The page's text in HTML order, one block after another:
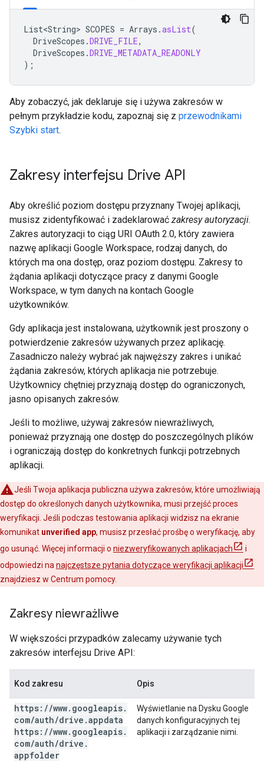
List<String> SCOPES = Arrays .asList(
DriveScopes .DRIVE_FILE,
DriveScopes .DRIVE_METADATA_READONLY
);
Aby zobaczyć, jak deklaruje się i używa zakresów w
pełnym przykładzie kodu, zapoznaj się z przewodnikami
Szybki start.
Zakresy interfejsu Drive API
Aby określić poziom dostępu przyznany Twojej aplikacji,
musisz zidentyfikować i zadeklarować zakresy autoryzacji.
Zakres autoryzacji to ciąg URI OAuth 2.0, który zawiera
nazwę aplikacji Google Workspace, rodzaj danych, do
których ma ona dostęp, oraz poziom dostępu. Zakresy to
żądania aplikacji dotyczące pracy z danymi Google
Workspace, w tym danych na kontach Google
użytkowników.
Gdy aplikacja jest instalowana, użytkownik jest proszony o
potwierdzenie zakresów używanych przez aplikację.
Zasadniczo należy wybrać jak najwęższy zakres i unikać
żądania zakresów, których aplikacja nie potrzebuje.
Użytkownicy chętniej przyznają dostęp do ograniczonych,
jasno opisanych zakresów.
Jeśli to możliwe, używaj zakresów niewrażliwych,
ponieważ przyznają one dostęp do poszczególnych plików
i ograniczają dostęp do konkretnych funkcji potrzebnych
aplikacji.
Jeśli Twoja aplikacja publiczna używa zakresów, które umożliwiają
dostęp do określonych danych użytkownika, musi przejść proces
weryfikacji. Jeśli podczas testowania aplikacji widzisz na ekranie
komunikat unverified app, musisz przesłać prośbę o weryfikację, aby
go usunąć. Więcej informacji o niezweryfikowanych aplikacjach
i
odpowiedzi na najczęstsze pytania dotyczące weryfikacji aplikacji
znajdziesz w Centrum pomocy.
Zakresy niewrażliwe
W większości przypadków zalecamy używanie tych
zakresów interfejsu Drive API:
Kod zakresu Opis
https: //www. googleapis.
com/auth/drive .appdata
https: //www. googleapis.
com/auth/drive .
appfolder
Wyświetlanie na Dysku Google
danych konfiguracyjnych tej
aplikacji i zarządzanie nimi.